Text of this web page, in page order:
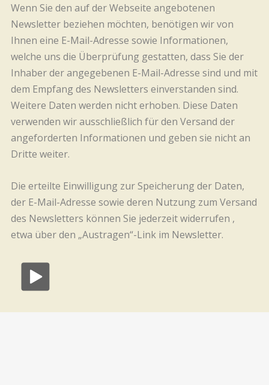
Wenn Sie den auf der Webseite angebotenen
Newsletter beziehen möchten, benötigen wir von
Ihnen eine E-Mail-Adresse sowie Informationen,
welche uns die Überprüfung gestatten, dass Sie der
Inhaber der angegebenen E-Mail-Adresse sind und mit
dem Empfang des Newsletters einverstanden sind.
Weitere Daten werden nicht erhoben. Diese Daten
verwenden wir ausschließlich für den Versand der
angeforderten Informationen und geben sie nicht an
Dritte weiter.
Die erteilte Einwilligung zur Speicherung der Daten,
der E-Mail-Adresse sowie deren Nutzung zum Versand
des Newsletters können Sie jederzeit widerrufen ,
etwa über den „Austragen“-Link im Newsletter.